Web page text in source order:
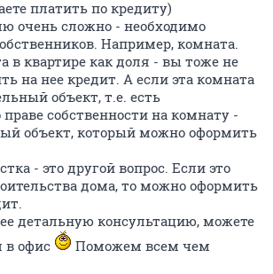
платить по кредиту)
очень сложно - необходимо
Например, комната.
в квартире как доля - вы тоже не
на нее кредит. А если эта комната
объект, т.е. есть
праве собственности на комнату -
объект, который можно оформить
- это другой вопрос. Если это
дома, то можно оформить
детальную консультацию, можете
в офис
Поможем всем чем